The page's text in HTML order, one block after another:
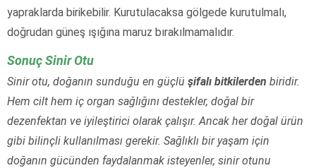
yapraklarda birikebilir. Kurutulacaksa gölgede kurutulmalı,
doğrudan güneş ışığına maruz bırakılmamalıdır.
Sonuç Sinir Otu
Sinir otu, doğanın sunduğu en güçlü şifalı bitkilerden biridir.
Hem cilt hem iç organ sağlığını destekler, doğal bir
dezenfektan ve iyileştirici olarak çalışır. Ancak her doğal ürün
gibi bilinçli kullanılması gerekir. Sağlıklı bir yaşam için
doğanın gücünden faydalanmak isteyenler, sinir otunu